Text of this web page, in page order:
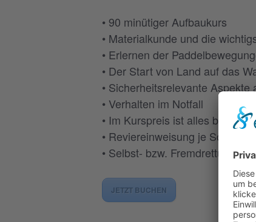
• 90 minütiger Aufbaukurs
• Materialkunde und die
• Erlernen der
• Der Start von Land auf das
• Sicherheitsrelevante
• Verhalten im Notfall
• Im Kurspreis ist alles
• Reviereinweisung je
• Selbst- bzw. Fremdrettung
JETZT BUCHEN